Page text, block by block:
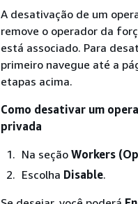
A desativação de um
remove o operador da
está associado. Para
primeiro navegue até a
etapas acima.
Como desativar um
privada
Na seção Workers
Escolha Disable.